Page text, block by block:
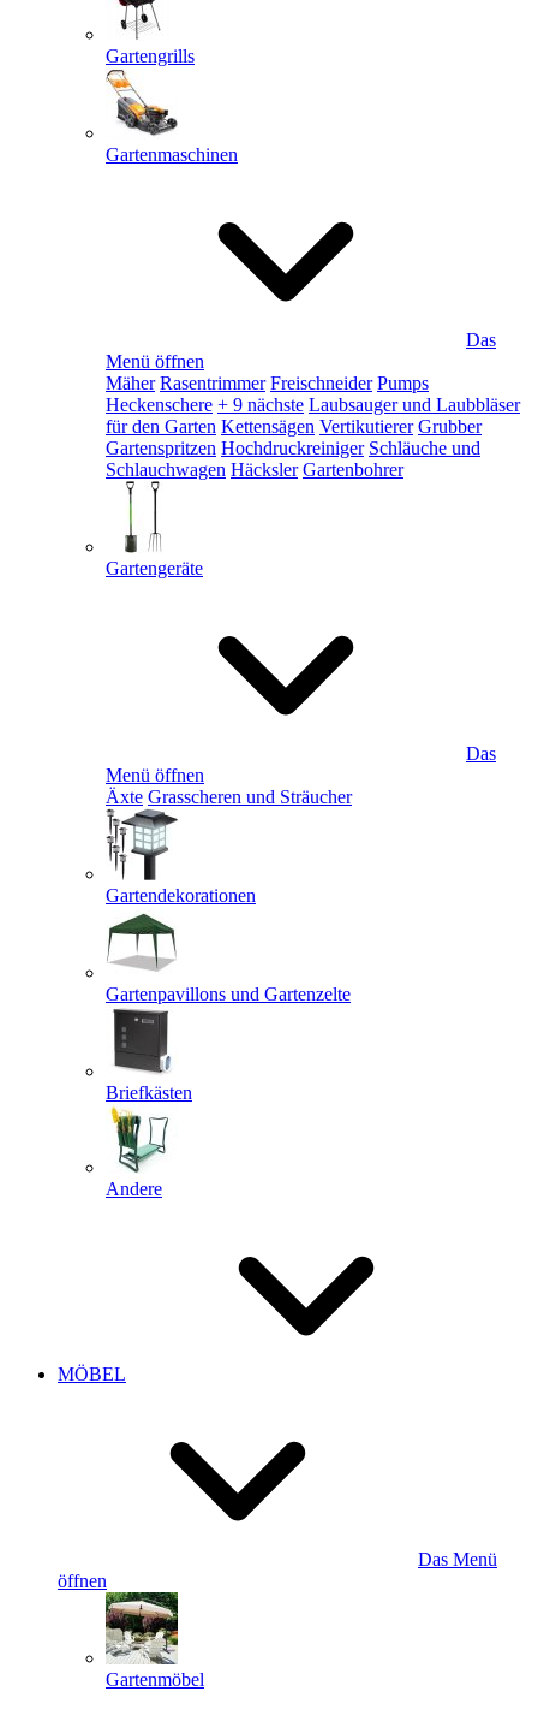
Gartengrills
Gartenmaschinen
Das
Menü öffnen
Mäher Rasentrimmer Freischneider Pumps
Heckenschere + 9 nächste Laubsauger und Laubbläser
für den Garten Kettensägen Vertikutierer Grubber
Gartenspritzen Hochdruckreiniger Schläuche und
Schlauchwagen Häcksler Gartenbohrer
Gartengeräte
Das
Menü öffnen
Äxte Grasscheren und Sträucher
Gartendekorationen
Gartenpavillons und Gartenzelte
Briefkästen
Andere
MÖBEL
Das Menü
öffnen
Gartenmöbel